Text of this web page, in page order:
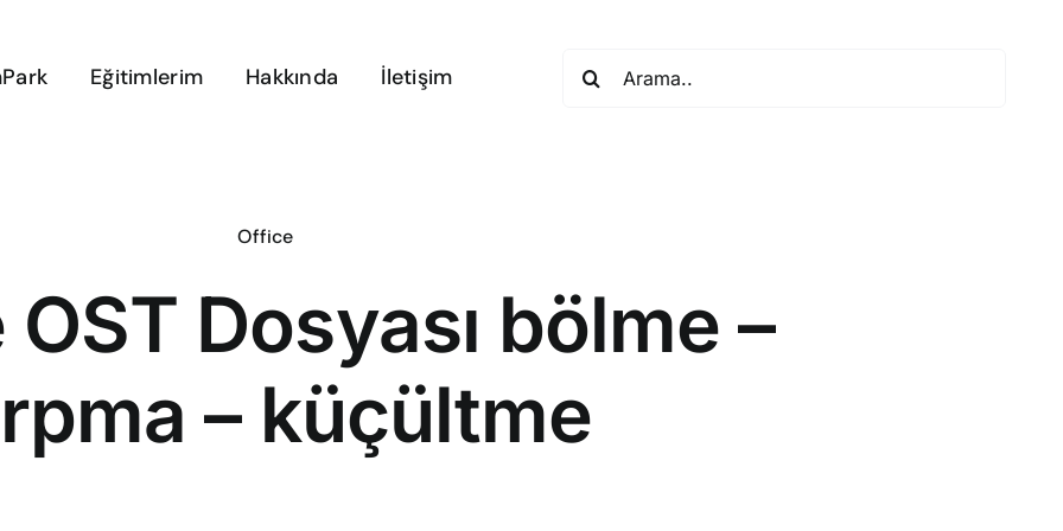
Eğitimlerim Hakkında İletişim
Office
OST Dosyası bölme –
– küçültme